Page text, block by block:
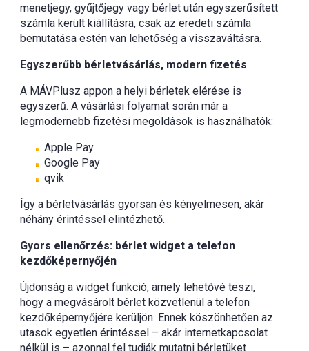
menetjegy, gyűjtőjegy vagy bérlet után egyszerűsített
számla került kiállításra, csak az eredeti számla
bemutatása estén van lehetőség a visszaváltásra.
Egyszerűbb bérletvásárlás, modern fizetés
A MÁVPlusz appon a helyi bérletek elérése is
egyszerű. A vásárlási folyamat során már a
legmodernebb fizetési megoldások is használhatók:
Apple Pay
Google Pay
qvik
Így a bérletvásárlás gyorsan és kényelmesen, akár
néhány érintéssel elintézhető.
Gyors ellenőrzés: bérlet widget a telefon
kezdőképernyőjén
Újdonság a widget funkció, amely lehetővé teszi,
hogy a megvásárolt bérlet közvetlenül a telefon
kezdőképernyőjére kerüljön. Ennek köszönhetően az
utasok egyetlen érintéssel – akár internetkapcsolat
nélkül is – azonnal fel tudják mutatni bérletüket